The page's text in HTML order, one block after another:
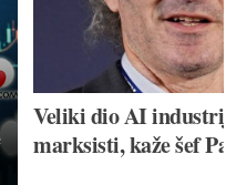
Veliki dio AI
marksisti, kaže šef